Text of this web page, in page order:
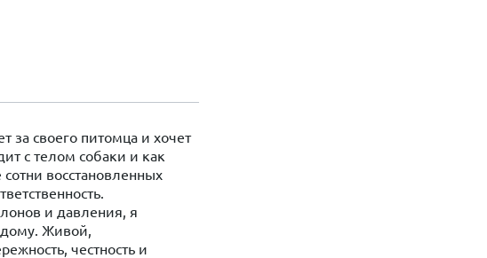
за своего питомца и хочет
с телом собаки и как
восстановленных
и давления, я
Живой,
честность и